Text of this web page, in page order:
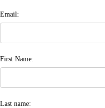
Email:
First Name:
Last name: